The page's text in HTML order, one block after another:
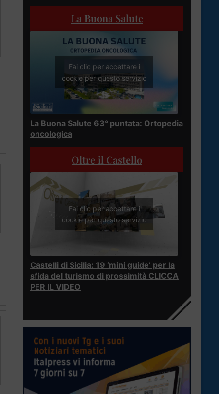
La Buona Salute
Fai clic per accettare i
cookie per questo servizio
La Buona Salute 63° puntata: Ortopedia
oncologica
Oltre il Castello
Fai clic per accettare i
cookie per questo servizio
Castelli di Sicilia: 19 ‘mini guide’ per la
sfida del turismo di prossimità CLICCA
PER IL VIDEO